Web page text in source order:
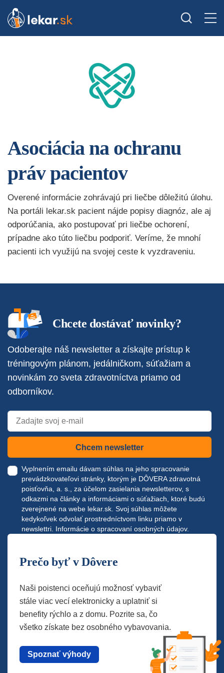
Asociácia na ochranu
práv pacientov
Overené informácie zohrávajú pri liečbe dôležitú úlohu.
Na portáli lekar.sk pacient nájde popisy diagnóz, ale aj
odporúčania, ako postupovať pri liečbe ochorení,
prípadne ako túto liečbu podporiť. Veríme, že mnohí
pacienti ich využijú na svojej ceste k vyzdraveniu.
Chcete dostávať novinky?
Odoberajte náš newsletter a získajte prístup k
tréningovým plánom, jedálničkom, súťažiam a
novinkám zo sveta zdravotníctva priamo od
odborníkov.
Chcem newsletter
Vyplnením emailu dávam súhlas na jeho spracovanie
prevádzkovateľovi stránky, ktorým je DÔVERA zdravotná
poisťovňa, a. s., za účelom zasielania newsletterov, s
odkazmi na články a informáciami o súťažiach, ktoré budú
zverejnené na webe lekar.sk . Svoj súhlas môžete
kedykoľvek odvolať prostredníctvom linku priamo v
newslettri. Informácie o spracovaní osobných údajov.
Prečo byť v Dôvere
Naši poistenci oceňujú možnosť vybaviť
stále viac vecí elektronicky a uplatniť si
benefity rýchlo a z domu. Pozrite sa, čo
všetko získate bez osobného vybavovania.
Spoznať výhody